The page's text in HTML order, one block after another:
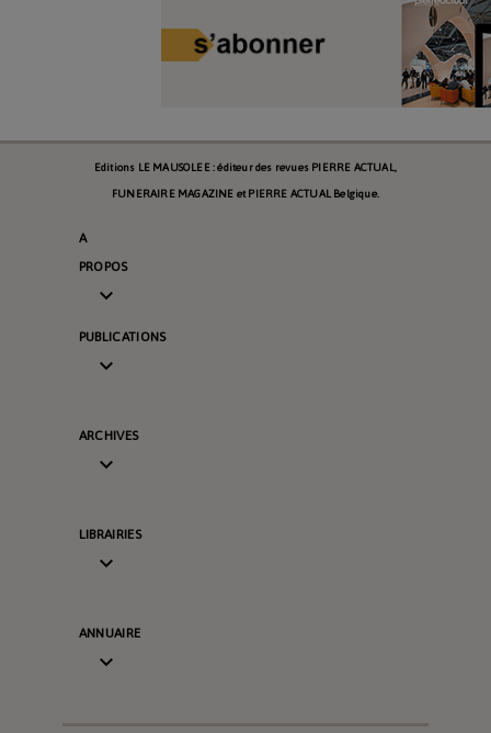
Editions LE MAUSOLEE : éditeur des revues PIERRE ACTUAL,
FUNERAIRE MAGAZINE et PIERRE ACTUAL Belgique.
A
PROPOS

PUBLICATIONS

ARCHIVES

LIBRAIRIES

ANNUAIRE
